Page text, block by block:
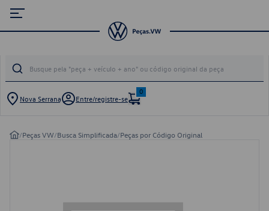
Nova Serrana Entre/registre-se
0
/Peças VW/Busca Simplificada/Peças por Código Original